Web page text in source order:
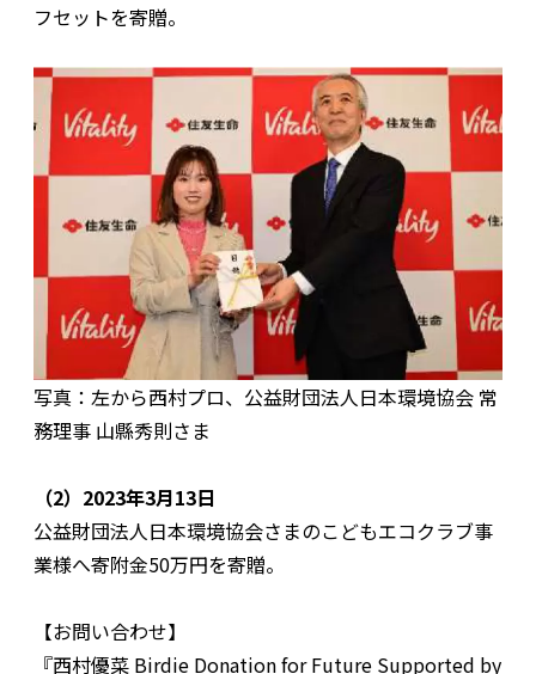
フセットを寄贈。
写真：左から西村プロ、公益財団法人日本環境協会 常
務理事 山縣秀則さま
（2）2023年3月13日
公益財団法人日本環境協会さまのこどもエコクラブ事
業様へ寄附金50万円を寄贈。
【お問い合わせ】
『西村優菜 Birdie Donation for Future Supported by